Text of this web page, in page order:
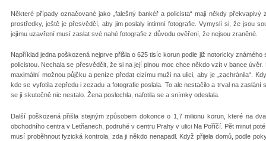
Některé případy označované jako „falešný bankéř a policista“ mají někdy
prostředky, ještě je přesvědčí, aby jim poslaly intimní fotografie. Vymyslí si, že jsou
jejímu uzavření musí zaslat své nahé fotografie z důvodu ověření, že nejsou zraněné.
Například jedna poškozená nejprve přišla o 625 tisíc korun podle již notoricky
policistou. Nechala se přesvědčit, že si na její plnou moc chce někdo vzít v bance
maximální možnou půjčku a peníze předat cizímu muži na ulici, aby je „zachránila“.
kde se vyfotila zepředu i zezadu a fotografie poslala. To ale nestačilo a trval na
se jí skutečně nic nestalo. Žena poslechla, nafotila se a snímky odeslala.
Další poškozená přišla stejným způsobem dokonce o 1,7 milionu korun, které na
obchodního centra v Letňanech, podruhé v centru Prahy v ulici Na Poříčí. Pět minut
musí proběhnout fyzická kontrola, zda ji někdo nenapadl. Když přijela domů, podle